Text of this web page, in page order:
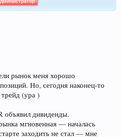
рынок меня хорошо
Но, сегодня наконец-то
(ура )
объявил дивиденды.
мгновенная — началась
заходить не стал — мне